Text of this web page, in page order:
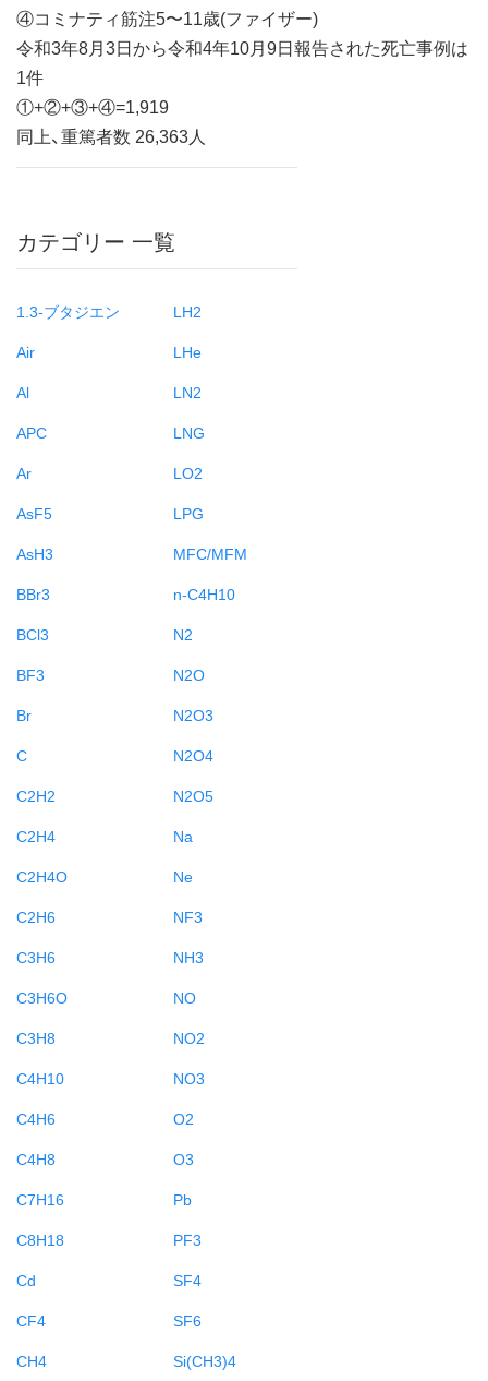
④コミナティ筋注5〜11歳(ファイザー)
令和3年8月3日から令和4年10月9日報告された死亡事例は
1件
①+②+③+④=1,919
同上、重篤者数 26,363人
カテゴリー 一覧
1.3-ブタジエン
Air
Al
APC
Ar
AsF5
AsH3
BBr3
BCl3
BF3
Br
C
C2H2
C2H4
C2H4O
C2H6
C3H6
C3H6O
C3H8
C4H10
C4H6
C4H8
C7H16
C8H18
Cd
CF4
CH4
LH2
LHe
LN2
LNG
LO2
LPG
MFC/MFM
n-C4H10
N2
N2O
N2O3
N2O4
N2O5
Na
Ne
NF3
NH3
NO
NO2
NO3
O2
O3
Pb
PF3
SF4
SF6
Si(CH3)4